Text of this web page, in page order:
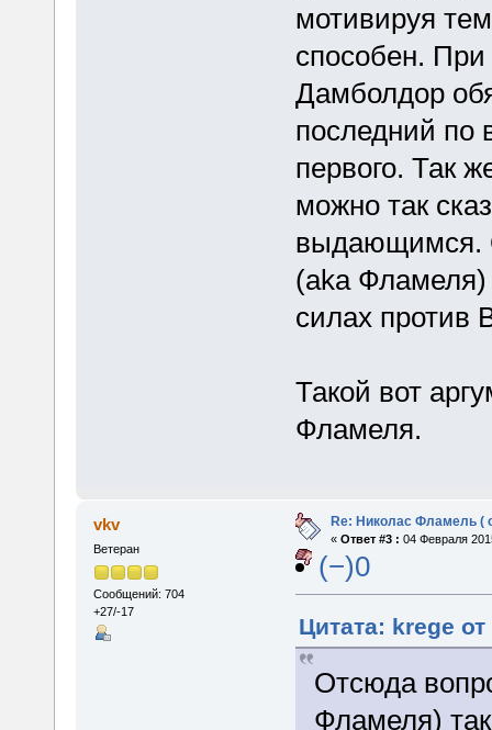
мотивируя
способен.
Дамболдор
последний по
первого. Так
можно так
выдающимся.
(aka Фламеля)
силах против
Такой вот
Фламеля.
vkv
Ветеран
Сообщений: 704
+27/-17
Re: Николас Фламель (
« Ответ #3 : 04 Февраля
(−)0
Цитата: krege
Отсюда
Фламеля)